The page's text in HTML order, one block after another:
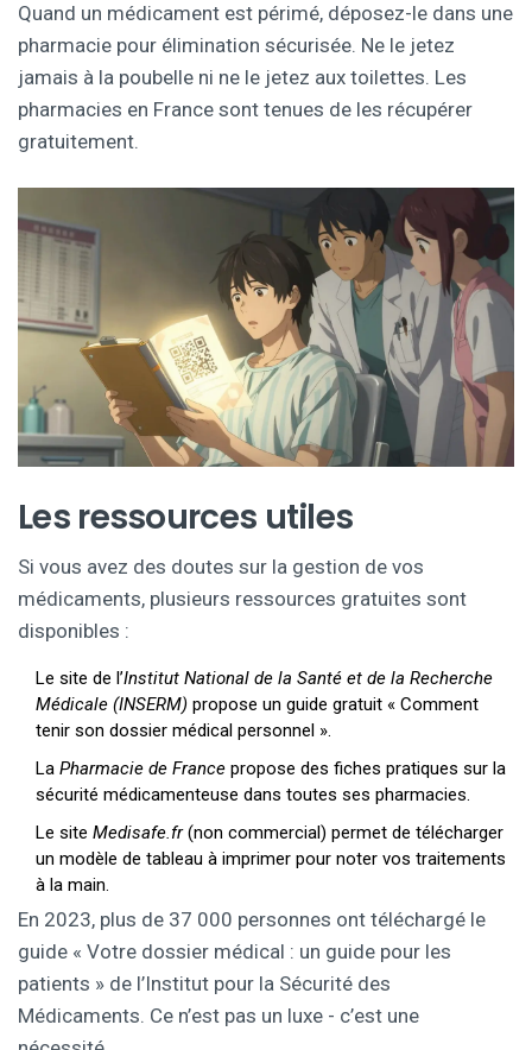
Quand un médicament est périmé, déposez-le dans une
pharmacie pour élimination sécurisée. Ne le jetez
jamais à la poubelle ni ne le jetez aux toilettes. Les
pharmacies en France sont tenues de les récupérer
gratuitement.
Les ressources utiles
Si vous avez des doutes sur la gestion de vos
médicaments, plusieurs ressources gratuites sont
disponibles :
Le site de l’Institut National de la Santé et de la Recherche
Médicale (INSERM) propose un guide gratuit « Comment
tenir son dossier médical personnel ».
La Pharmacie de France propose des fiches pratiques sur la
sécurité médicamenteuse dans toutes ses pharmacies.
Le site Medisafe.fr(non commercial) permet de télécharger
un modèle de tableau à imprimer pour noter vos traitements
à la main.
En 2023, plus de 37 000 personnes ont téléchargé le
guide « Votre dossier médical : un guide pour les
patients » de l’Institut pour la Sécurité des
Médicaments. Ce n’est pas un luxe - c’est une